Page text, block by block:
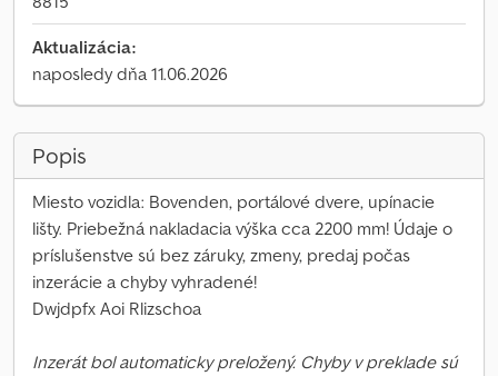
Aktualizácia:
naposledy dňa 11.06.2026
Popis
Miesto vozidla: Bovenden, portálové dvere, upínacie
lišty. Priebežná nakladacia výška cca 2200 mm! Údaje o
príslušenstve sú bez záruky, zmeny, predaj počas
inzerácie a chyby vyhradené!
Dwjdpfx Aoi Rlizschoa
Inzerát bol automaticky preložený. Chyby v preklade sú